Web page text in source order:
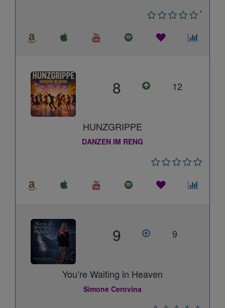
*
8 12
HUNZGRIPPE
DANZEN IM RENG
9 9
You’re Waiting in Heaven
Simone Cerovina